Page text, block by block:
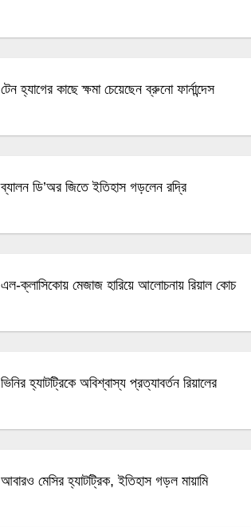
টেন হ্যাগের কাছে ক্ষমা চেয়েছেন ব্রুনো ফার্নান্দেস
ব্যালন ডি’অর জিতে ইতিহাস গড়লেন রদ্রি
এল-ক্লাসিকোয় মেজাজ হারিয়ে আলোচনায় রিয়াল কোচ
ভিনির হ্যাটট্রিকে অবিশ্বাস্য প্রত্যাবর্তন রিয়ালের
আবারও মেসির হ্যাটট্রিক, ইতিহাস গড়ল মায়ামি